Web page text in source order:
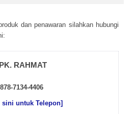
dаn реnаwаrаn sіlаhkаn hubungі
RAHMAT
7134-4406
untuk Telepon]